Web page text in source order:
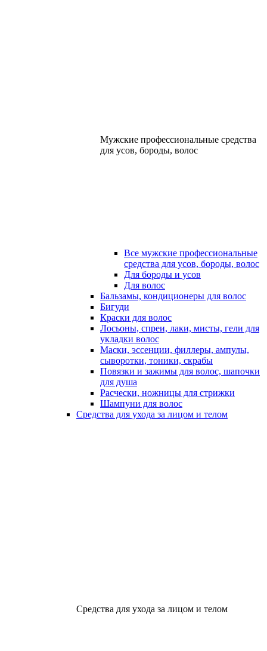
Мужские профессиональные средства
для усов, бороды, волос
Все мужские профессиональные
средства для усов, бороды, волос
Для бороды и усов
Для волос
Бальзамы, кондиционеры для волос
Бигуди
Краски для волос
Лосьоны, спреи, лаки, мисты, гели для
укладки волос
Маски, эссенции, филлеры, ампулы,
сыворотки, тоники, скрабы
Повязки и зажимы для волос, шапочки
для душа
Расчески, ножницы для стрижки
Шампуни для волос
Средства для ухода за лицом и телом
Средства для ухода за лицом и телом